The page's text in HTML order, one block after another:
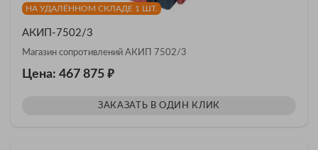
НА УДАЛЁННОМ СКЛАДЕ 1 ШТ.
АКИП-7502/3
Магазин сопротивлений АКИП 7502/3
Цена: 467 875 ₽
ЗАКАЗАТЬ В ОДИН КЛИК